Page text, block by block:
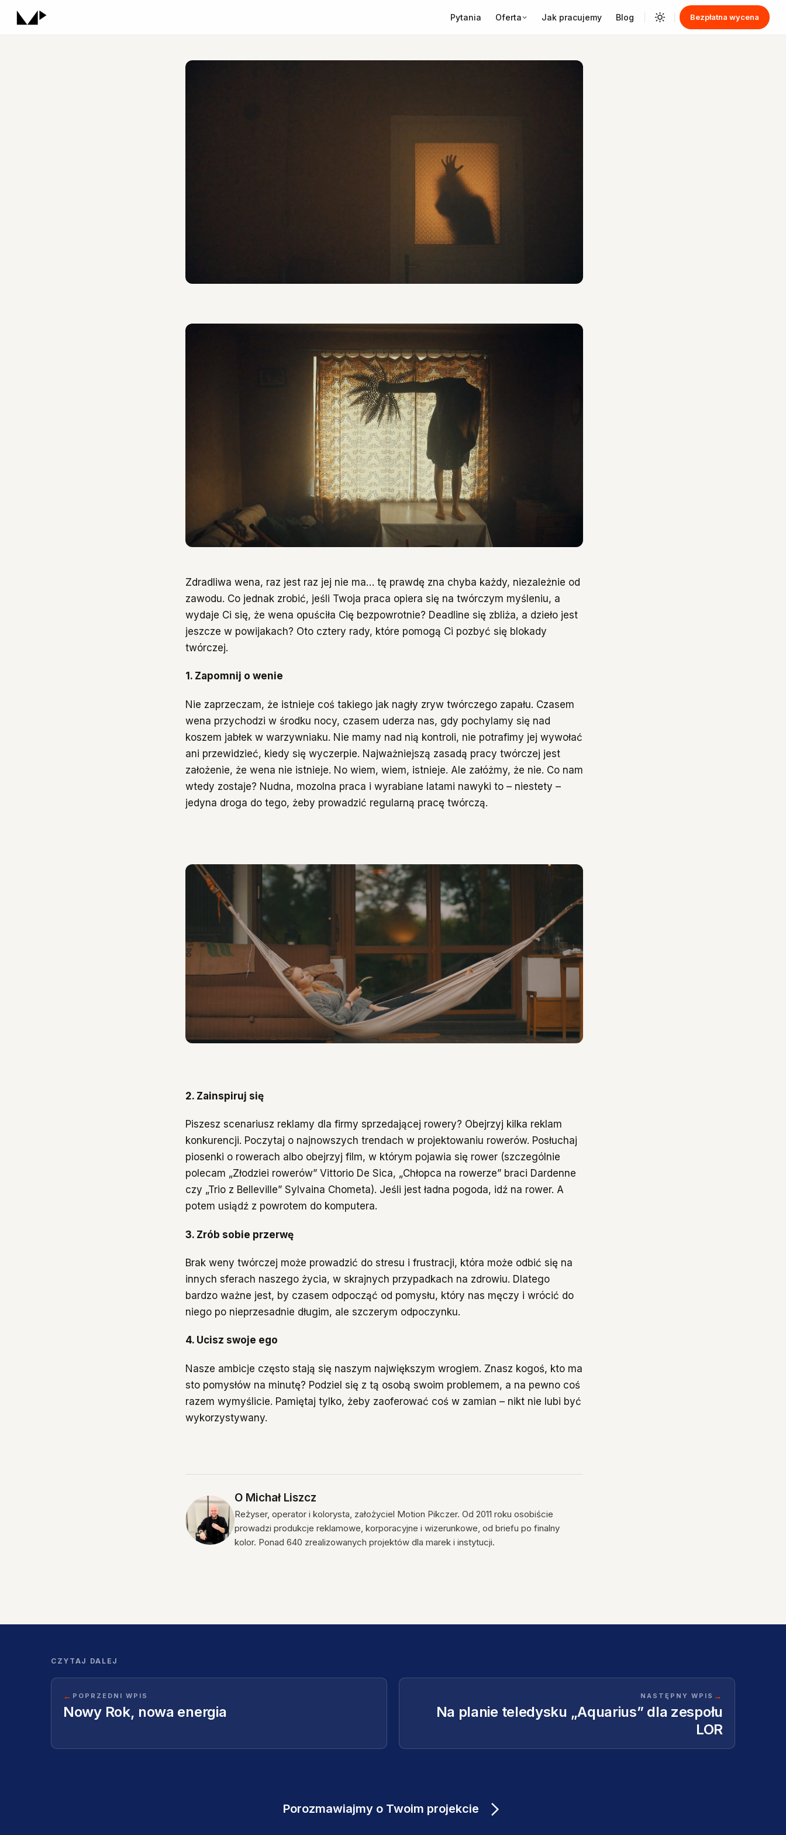
Zdradliwa wena, raz jest raz jej nie ma… tę prawdę zna chyba każdy, niezależnie od
zawodu. Co jednak zrobić, jeśli Twoja praca opiera się na twórczym myśleniu, a
wydaje Ci się, że wena opuściła Cię bezpowrotnie? Deadline się zbliża, a dzieło jest
jeszcze w powijakach? Oto cztery rady, które pomogą Ci pozbyć się blokady
twórczej.
1. Zapomnij o wenie
Nie zaprzeczam, że istnieje coś takiego jak nagły zryw twórczego zapału. Czasem
wena przychodzi w środku nocy, czasem uderza nas, gdy pochylamy się nad
koszem jabłek w warzywniaku. Nie mamy nad nią kontroli, nie potrafimy jej wywołać
ani przewidzieć, kiedy się wyczerpie. Najważniejszą zasadą pracy twórczej jest
założenie, że wena nie istnieje. No wiem, wiem, istnieje. Ale załóżmy, że nie. Co nam
wtedy zostaje? Nudna, mozolna praca i wyrabiane latami nawyki to – niestety –
jedyna droga do tego, żeby prowadzić regularną pracę twórczą.
2. Zainspiruj się
Piszesz scenariusz reklamy dla firmy sprzedającej rowery? Obejrzyj kilka reklam
konkurencji. Poczytaj o najnowszych trendach w projektowaniu rowerów. Posłuchaj
piosenki o rowerach albo obejrzyj film, w którym pojawia się rower (szczególnie
polecam „Złodziei rowerów” Vittorio De Sica, „Chłopca na rowerze” braci Dardenne
czy „Trio z Belleville” Sylvaina Chometa). Jeśli jest ładna pogoda, idź na rower. A
potem usiądź z powrotem do komputera.
3. Zrób sobie przerwę
Brak weny twórczej może prowadzić do stresu i frustracji, która może odbić się na
innych sferach naszego życia, w skrajnych przypadkach na zdrowiu. Dlatego
bardzo ważne jest, by czasem odpocząć od pomysłu, który nas męczy i wrócić do
niego po nieprzesadnie długim, ale szczerym odpoczynku.
4. Ucisz swoje ego
Nasze ambicje często stają się naszym największym wrogiem. Znasz kogoś, kto ma
sto pomysłów na minutę? Podziel się z tą osobą swoim problemem, a na pewno coś
razem wymyślicie. Pamiętaj tylko, żeby zaoferować coś w zamian – nikt nie lubi być
wykorzystywany.
O Michał Liszcz
Reżyser, operator i kolorysta, założyciel Motion Pikczer. Od 2011 roku osobiście
prowadzi produkcje reklamowe, korporacyjne i wizerunkowe, od briefu po finalny
kolor. Ponad 640 zrealizowanych projektów dla marek i instytucji.
CZYTAJ DALEJ
← POPRZEDNI WPIS
Nowy Rok, nowa energia
NASTĘPNY WPIS →
Na planie teledysku „Aquarius” dla zespołu
LOR
Porozmawiajmy o Twoim projekcie
Pytania Oferta Jak pracujemy Blog Bezpłatna wycena